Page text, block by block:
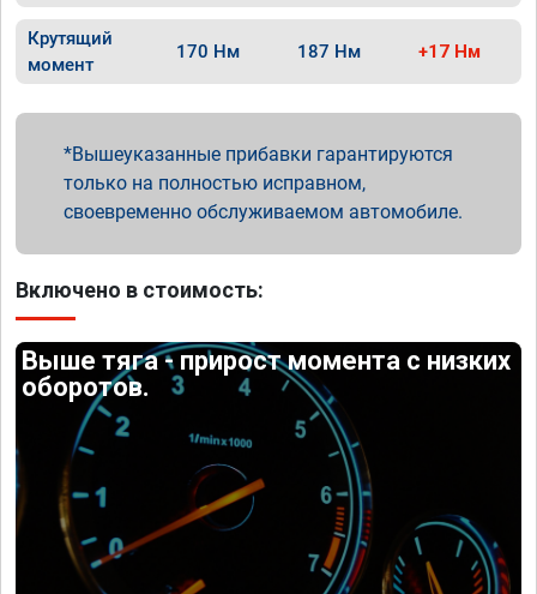
Крутящий
момент
170 Нм 187 Нм +17 Нм
Вышеуказанные прибавки гарантируются
только на полностью исправном,
своевременно обслуживаемом автомобиле.
Включено в стоимость:
Выше тяга - прирост момента с низких
оборотов.